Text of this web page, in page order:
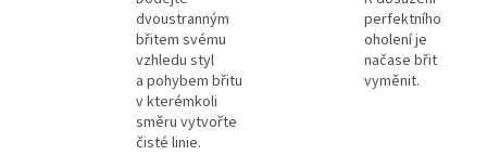
dvoustranným
břitem svému
vzhledu styl
a pohybem břitu
v kterémkoli
směru vytvořte
čisté linie.
perfektního
oholení je
načase břit
vyměnit.